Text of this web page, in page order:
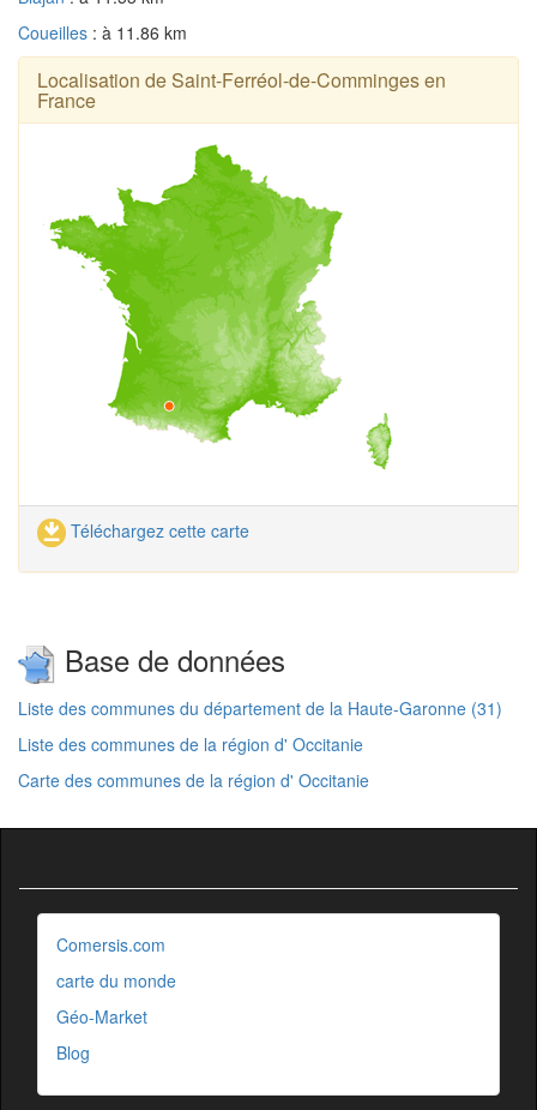
Coueilles : à 11.86 km
Localisation de Saint-Ferréol-de-Comminges en
France
Téléchargez cette carte
Base de données
Liste des communes du département de la Haute-Garonne (31)
Liste des communes de la région d' Occitanie
Carte des communes de la région d' Occitanie
Comersis.com
carte du monde
Géo-Market
Blog